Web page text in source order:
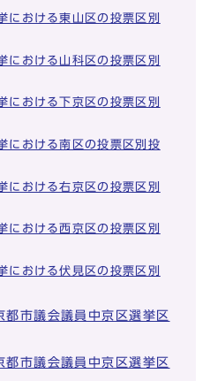
における東山区の投票区別
における山科区の投票区別
における下京区の投票区別
における南区の投票区別投
における右京区の投票区別
における西京区の投票区別
における伏見区の投票区別
市議会議員中京区選挙区
市議会議員中京区選挙区